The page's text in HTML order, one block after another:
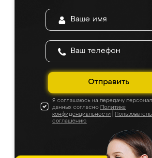
Отправить
Я соглашаюсь на передачу
данных согласно Политике
конфиденциальности
соглашению